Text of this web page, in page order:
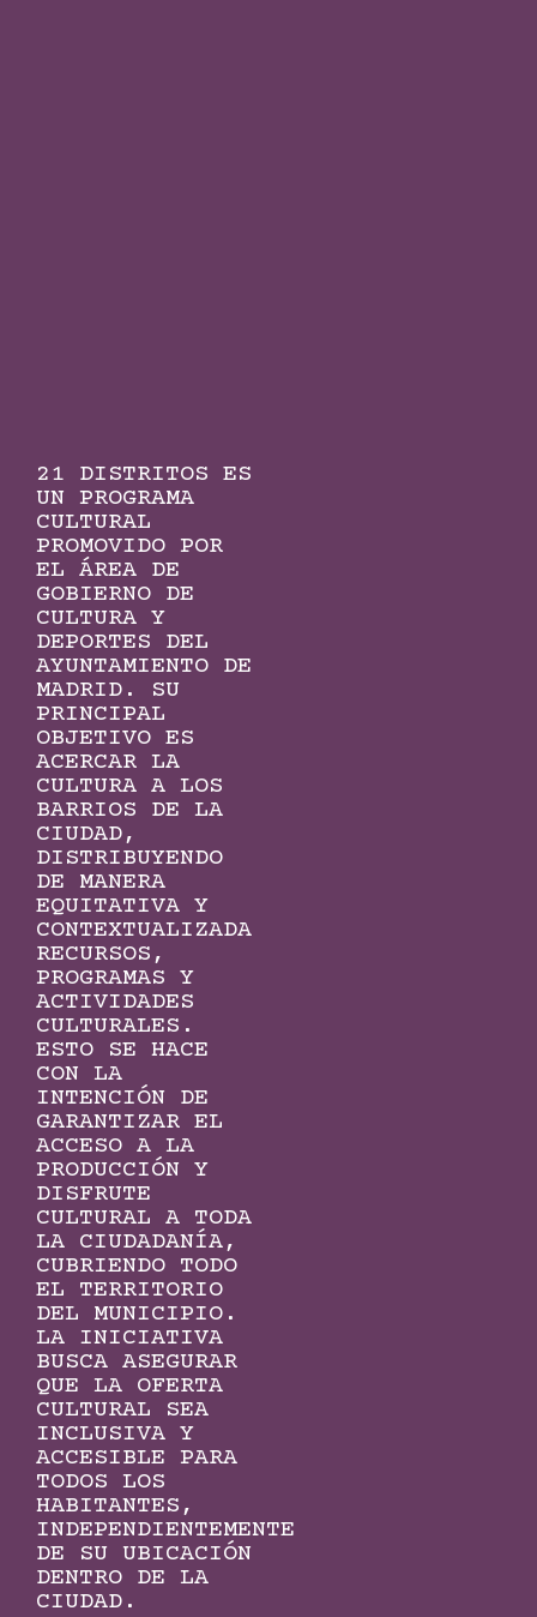
21 DISTRITOS ES
UN PROGRAMA
CULTURAL
PROMOVIDO POR
EL ÁREA DE
GOBIERNO DE
CULTURA Y
DEPORTES DEL
AYUNTAMIENTO DE
MADRID. SU
PRINCIPAL
OBJETIVO ES
ACERCAR LA
CULTURA A LOS
BARRIOS DE LA
CIUDAD,
DISTRIBUYENDO
DE MANERA
EQUITATIVA Y
CONTEXTUALIZADA
RECURSOS,
PROGRAMAS Y
ACTIVIDADES
CULTURALES.
ESTO SE HACE
CON LA
INTENCIÓN DE
GARANTIZAR EL
ACCESO A LA
PRODUCCIÓN Y
DISFRUTE
CULTURAL A TODA
LA CIUDADANÍA,
CUBRIENDO TODO
EL TERRITORIO
DEL MUNICIPIO.
LA INICIATIVA
BUSCA ASEGURAR
QUE LA OFERTA
CULTURAL SEA
INCLUSIVA Y
ACCESIBLE PARA
TODOS LOS
HABITANTES,
INDEPENDIENTEMENTE
DE SU UBICACIÓN
DENTRO DE LA
CIUDAD.